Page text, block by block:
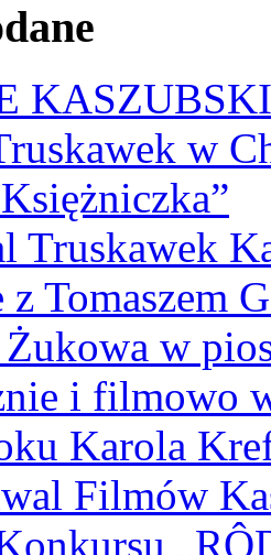
w
Truskawek
z Tomaszem
w
i filmowo
Karola
Filmów